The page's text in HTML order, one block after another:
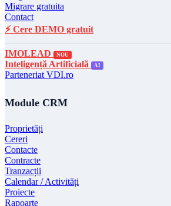
Migrare gratuita
Contact
⚡ Cere DEMO gratuit
IMOLEAD NOU
Inteligență Artificială AI
Parteneriat VDI.ro
Module CRM
Proprietăți
Cereri
Contacte
Contracte
Tranzacții
Calendar / Activități
Proiecte
Rapoarte